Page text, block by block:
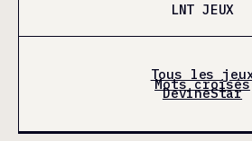
LNT JEUX
Tous les
Mots croisés
DevineStar